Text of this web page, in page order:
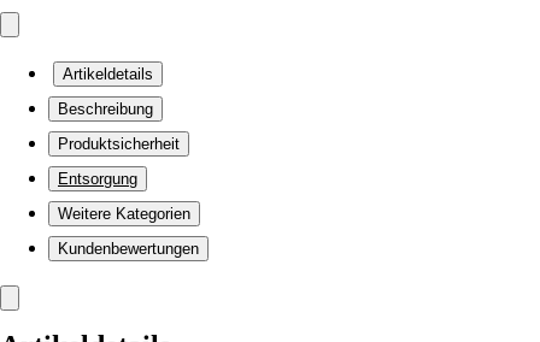
Artikeldetails
Beschreibung
Produktsicherheit
Entsorgung
Weitere Kategorien
Kundenbewertungen